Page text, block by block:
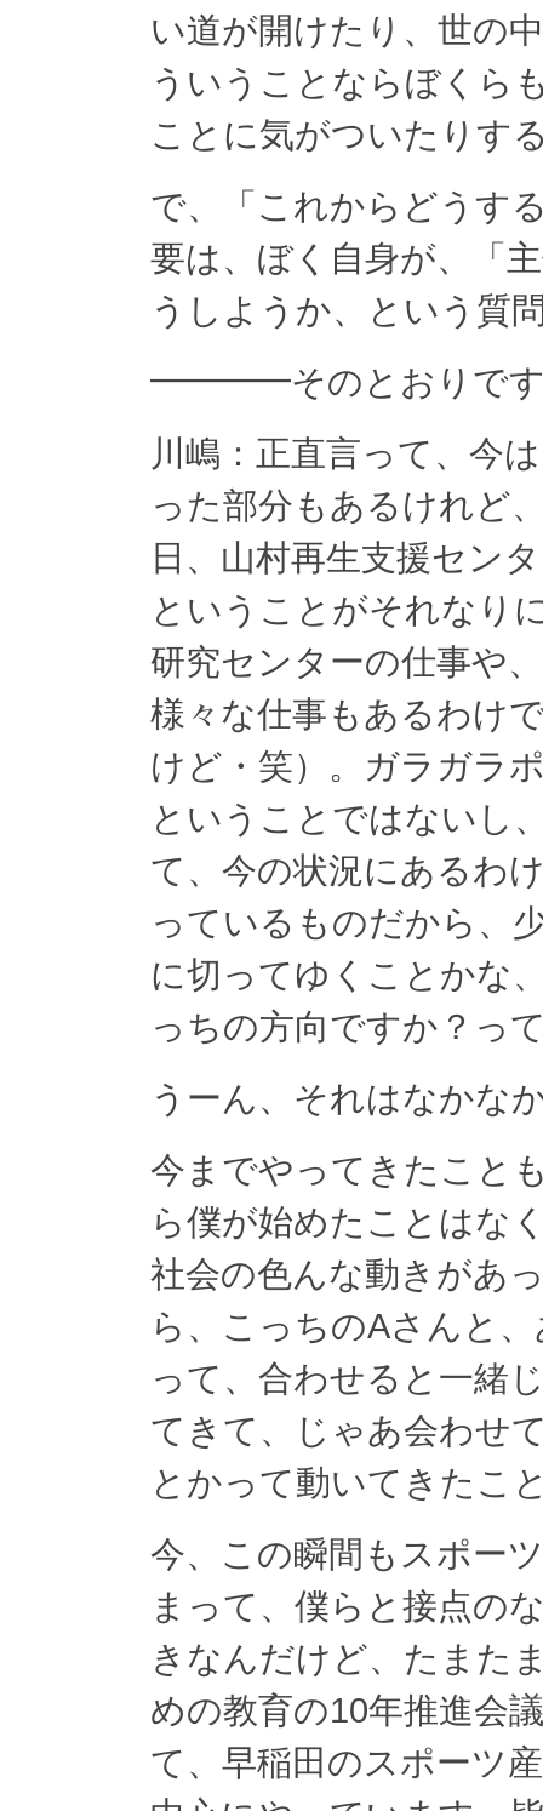
い道が開けたり、世の
ういうことならぼくら
ことに気がついたりす
で、「これからどうす
要は、ぼく自身が、「
うしようか、という質
━━━━そのとおりで
川嶋：正直言って、今
った部分もあるけれど
日、山村再生支援セン
ということがそれなり
研究センターの仕事や
様々な仕事もあるわけ
けど・笑）。ガラガラ
ということではないし
て、今の状況にあるわ
っているものだから、
に切ってゆくことかな
っちの方向ですか？っ
うーん、それはなかな
今までやってきたこと
ら僕が始めたことはな
社会の色んな動きがあ
ら、こっちのAさんと
って、合わせると一緒
てきて、じゃあ会わせ
とかって動いてきたこ
今、この瞬間もスポー
まって、僕らと接点の
きなんだけど、たまた
めの教育の10年推進会
て、早稲田のスポーツ